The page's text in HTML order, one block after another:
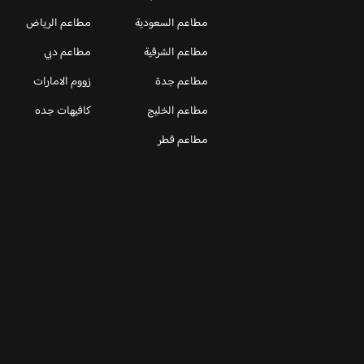
مطاعم السعودية
مطاعم الرياض
مطاعم الشرقية
مطاعم دبي
مطاعم جدة
زووم الامارات
مطاعم الخليج
كافيهات جده
مطاعم قطر